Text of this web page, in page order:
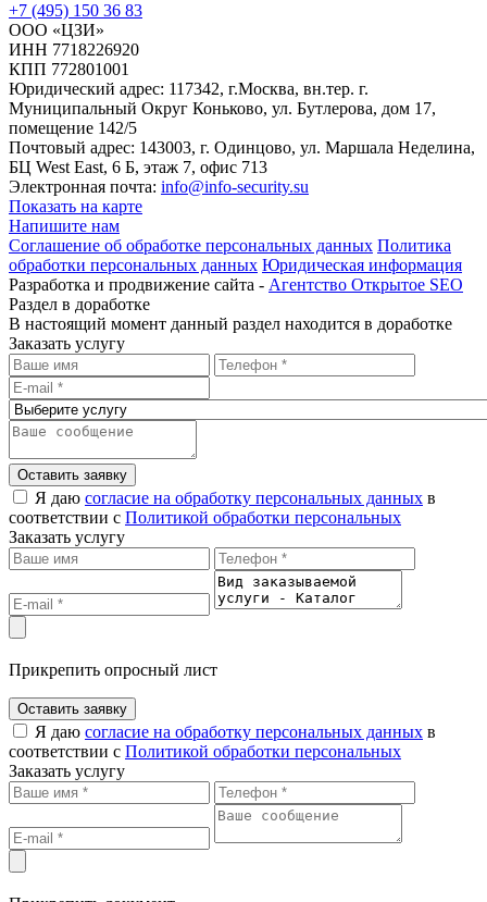
+7 (495) 150 36 83
ООО «ЦЗИ»
ИНН 7718226920
КПП 772801001
Юридический адрес: 117342, г.Москва, вн.тер. г.
Муниципальный Округ Коньково, ул. Бутлерова, дом 17,
помещение 142/5
Почтовый адрес: 143003, г. Одинцово, ул. Маршала Неделина,
БЦ West East, 6 Б, этаж 7, офис 713
Электронная почта: info@info-security.su
Показать на карте
Напишите нам
Соглашение об обработке персональных данных Политика
обработки персональных данных Юридическая информация
Разработка и продвижение сайта - Агентство Открытое SEO
Раздел в доработке
В настоящий момент данный раздел находится в доработке
Заказать услугу
Оставить заявку
Я даю согласие на обработку персональных данных в
соответствии с Политикой обработки персональных
Заказать услугу
Прикрепить опросный лист
Оставить заявку
Я даю согласие на обработку персональных данных в
соответствии с Политикой обработки персональных
Заказать услугу